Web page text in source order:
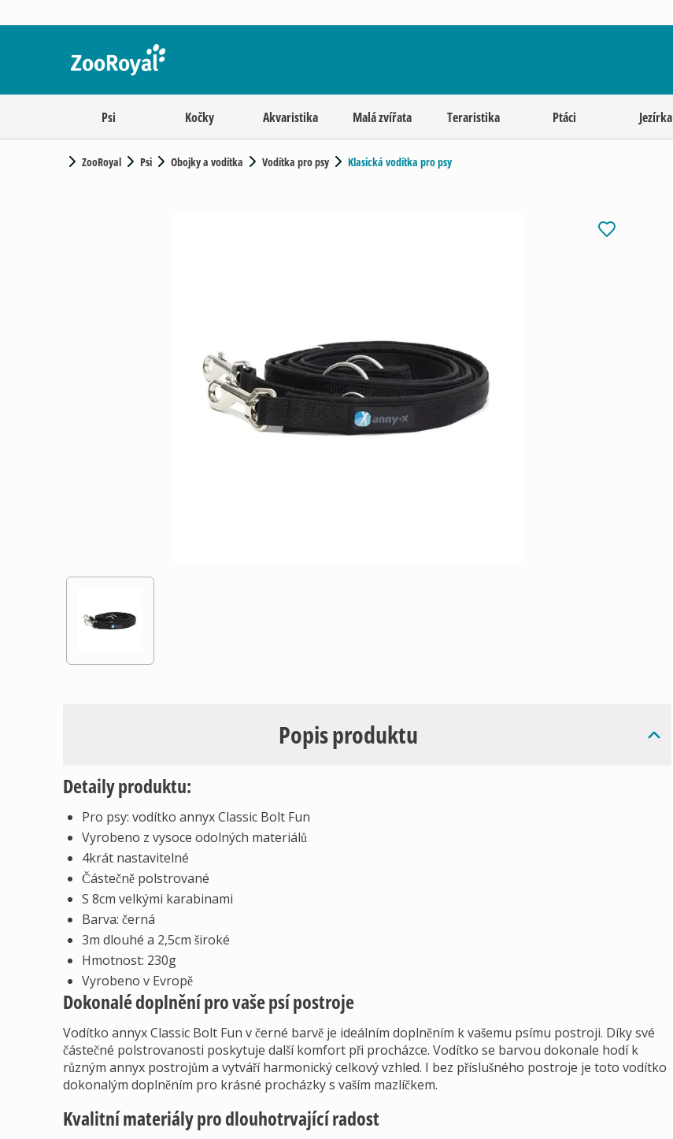
Psi Kočky Akvaristika Malá zvířata Teraristika Ptáci Jezírka
ZooRoyal Psi Obojky a vodítka Vodítka pro psy Klasická vodítka pro psy
Popis produktu
Detaily produktu:
Pro psy: vodítko annyx Classic Bolt Fun
Vyrobeno z vysoce odolných materiálů
4krát nastavitelné
Částečně polstrované
S 8cm velkými karabinami
Barva: černá
3m dlouhé a 2,5cm široké
Hmotnost: 230g
Vyrobeno v Evropě
Dokonalé doplnění pro vaše psí postroje
Vodítko annyx Classic Bolt Fun v černé barvě je ideálním doplněním k vašemu psímu postroji. Díky své
částečné polstrovanosti poskytuje další komfort při procházce. Vodítko se barvou dokonale hodí k
různým annyx postrojům a vytváří harmonický celkový vzhled. I bez příslušného postroje je toto vodítko
dokonalým doplněním pro krásné procházky s vaším mazlíčkem.
Kvalitní materiály pro dlouhotrvající radost